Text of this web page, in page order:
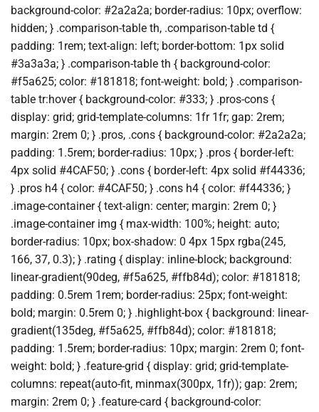
background-color: #2a2a2a; border-radius: 10px; overflow:
hidden; } .comparison-table th, .comparison-table td {
padding: 1rem; text-align: left; border-bottom: 1px solid
#3a3a3a; } .comparison-table th { background-color:
#f5a625; color: #181818; font-weight: bold; } .comparison-
table tr:hover { background-color: #333; } .pros-cons {
display: grid; grid-template-columns: 1fr 1fr; gap: 2rem;
margin: 2rem 0; } .pros, .cons { background-color: #2a2a2a;
padding: 1.5rem; border-radius: 10px; } .pros { border-left:
4px solid #4CAF50; } .cons { border-left: 4px solid #f44336;
} .pros h4 { color: #4CAF50; } .cons h4 { color: #f44336; }
.image-container { text-align: center; margin: 2rem 0; }
.image-container img { max-width: 100%; height: auto;
border-radius: 10px; box-shadow: 0 4px 15px rgba(245,
166, 37, 0.3); } .rating { display: inline-block; background:
linear-gradient(90deg, #f5a625, #ffb84d); color: #181818;
padding: 0.5rem 1rem; border-radius: 25px; font-weight:
bold; margin: 0.5rem 0; } .highlight-box { background: linear-
gradient(135deg, #f5a625, #ffb84d); color: #181818;
padding: 1.5rem; border-radius: 10px; margin: 2rem 0; font-
weight: bold; } .feature-grid { display: grid; grid-template-
columns: repeat(auto-fit, minmax(300px, 1fr)); gap: 2rem;
margin: 2rem 0; } .feature-card { background-color: